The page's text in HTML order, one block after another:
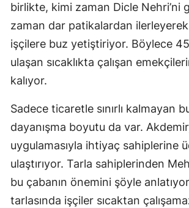
birlikte, kimi zaman Dicle Nehri’ni
zaman dar patikalardan
işçilere buz yetiştiriyor. Böylece
ulaşan sıcaklıkta çalışan
kalıyor.
Sadece ticaretle sınırlı kalmayan
dayanışma boyutu da var.
uygulamasıyla ihtiyaç sahiplerine
ulaştırıyor. Tarla sahiplerinden
bu çabanın önemini şöyle
tarlasında işçiler sıcaktan